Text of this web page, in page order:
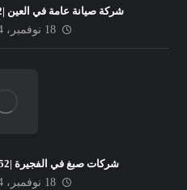
شركة صيانة عامة في العين |0545574752|شركة الاوائل
18 نوفمبر، 2024
شركات صبغ في الفجيرة |0545574752 |شركة الاوائل
18 نوفمبر، 2024